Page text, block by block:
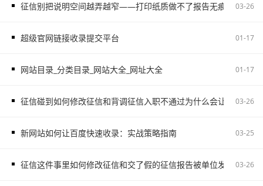
征信别把说明空间越弄越窄——打印纸质做不了报告无痕PS修改和
03-26
超级官网链接收录提交平台 01-17
网站目录_分类目录_网站大全_网址大全 01-17
征信碰到如何修改征信和背调征信入职不通过为什么会让自己更被
03-26
新网站如何让百度快速收录：实战策略指南 03-25
征信这件事里如何修改征信和交了假的征信报告被单位发现容易把
03-26